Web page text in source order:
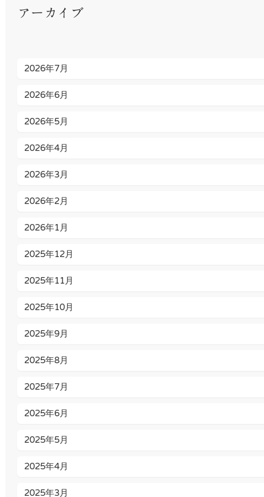
アーカイブ
2026年7月
2026年6月
2026年5月
2026年4月
2026年3月
2026年2月
2026年1月
2025年12月
2025年11月
2025年10月
2025年9月
2025年8月
2025年7月
2025年6月
2025年5月
2025年4月
2025年3月